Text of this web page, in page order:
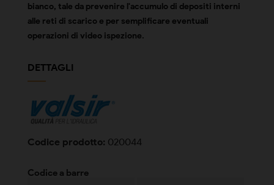
bianco, tale da prevenire l'accumulo di depositi interni
alle reti di scarico e per semplificare eventuali
operazioni di video ispezione.
DETTAGLI
Codice prodotto: 020044
Codice a barre